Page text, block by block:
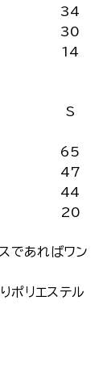
34
30
14
S
65
47
44
20
であればワン
ポリエステル